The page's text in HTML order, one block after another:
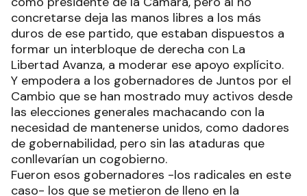
concretarse deja las manos libres a los más
duros de ese partido, que estaban dispuestos a
formar un interbloque de derecha con La
Libertad Avanza, a moderar ese apoyo explícito.
Y empodera a los gobernadores de Juntos por el
Cambio que se han mostrado muy activos desde
las elecciones generales machacando con la
necesidad de mantenerse unidos, como dadores
de gobernabilidad, pero sin las ataduras que
conllevarían un cogobierno.
Fueron esos gobernadores -los radicales en este
caso- los que se metieron de lleno en la